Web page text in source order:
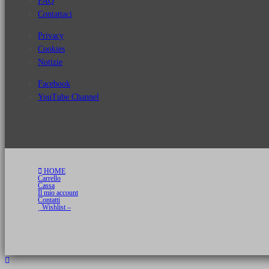
Contattaci
Privacy
Cookies
Notizie
Facebook
YouTube Channel
HOME
Carrello
Cassa
Il mio account
Contatti
Wishlist –